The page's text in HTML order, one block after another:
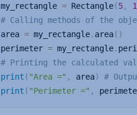
my_rectangle = Rectangle(5,
# Calling methods of the
area = my_rectangle. area( )
perimeter = my_rectangle.
# Printing the calculated
print ( "Area =" , area)
#
print ( "Perimeter =" ,